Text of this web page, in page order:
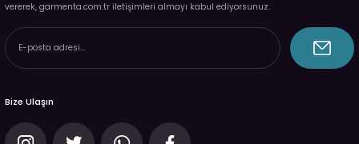
vererek, garmenta.com.tr iletişimleri almayı kabul ediyorsunuz.
Bize Ulaşın